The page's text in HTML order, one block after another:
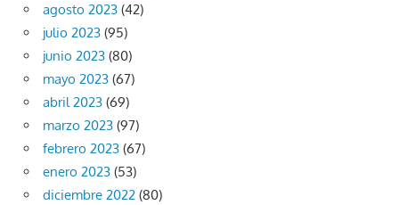
agosto 2023 (42)
julio 2023 (95)
junio 2023 (80)
mayo 2023 (67)
abril 2023 (69)
marzo 2023 (97)
febrero 2023 (67)
enero 2023 (53)
diciembre 2022 (80)